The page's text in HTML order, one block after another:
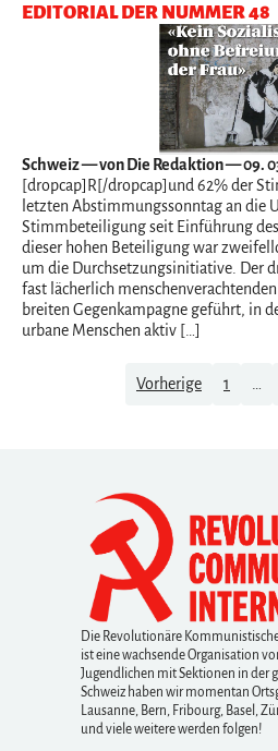
EDITORIAL DER NUMMER 48
Schweiz— von Die Redaktion — 09.
[dropcap]R[/dropcap]und 62% der
letzten Abstimmungssonntag an die
Stimmbeteiligung seit Einführung
dieser hohen Beteiligung war
um die Durchsetzungsinitiative. Der
fast lächerlich
breiten Gegenkampagne geführt, in
urbane Menschen aktiv […]
Vorherige 1
Die Revolutionäre
ist eine wachsende Organisation
Jugendlichen mit Sektionen in der
Schweiz haben wir momentan
Lausanne, Bern, Fribourg, Basel,
und viele weitere werden folgen!